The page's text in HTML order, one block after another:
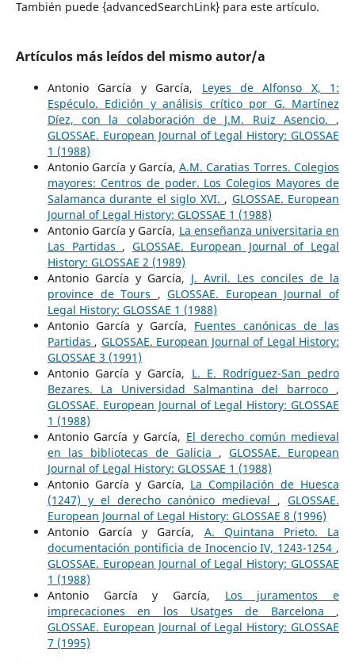
También puede {advancedSearchLink} para este artículo.
Artículos más leídos del mismo autor/a
Antonio García y García, Leyes de Alfonso X, 1:
Espéculo. Edición y análisis crítico por G. Martínez
Díez, con la colaboración de J.M. Ruiz Asencio. ,
GLOSSAE. European Journal of Legal History: GLOSSAE
1 (1988)
Antonio García y García,A.M. Caratias Torres. Colegios
mayores: Centros de poder. Los Colegios Mayores de
Salamanca durante el siglo XVI. , GLOSSAE. European
Journal of Legal History: GLOSSAE 1 (1988)
Antonio García y García, La enseñanza universitaria en
Las Partidas , GLOSSAE. European Journal of Legal
History: GLOSSAE 2 (1989)
Antonio García y García, J. Avril. Les conciles de la
province de Tours ,GLOSSAE. European Journal of
Legal History: GLOSSAE 1 (1988)
Antonio García y García, Fuentes canónicas de las
Partidas , GLOSSAE. European Journal of Legal History:
GLOSSAE 3 (1991)
Antonio García y García, L. E. Rodríguez-San pedro
Bezares. La Universidad Salmantina del barroco ,
GLOSSAE. European Journal of Legal History: GLOSSAE
1 (1988)
Antonio García y García, El derecho común medieval
en las bibliotecas de Galicia ,GLOSSAE. European
Journal of Legal History: GLOSSAE 1 (1988)
Antonio García y García, La Compilación de Huesca
(1247) y el derecho canónico medieval ,GLOSSAE.
European Journal of Legal History: GLOSSAE 8 (1996)
Antonio García y García, A. Quintana Prieto. La
documentación pontificia de Inocencio IV, 1243-1254 ,
GLOSSAE. European Journal of Legal History: GLOSSAE
1 (1988)
Antonio García y García, Los juramentos e
imprecaciones en los Usatges de Barcelona ,
GLOSSAE. European Journal of Legal History: GLOSSAE
7 (1995)